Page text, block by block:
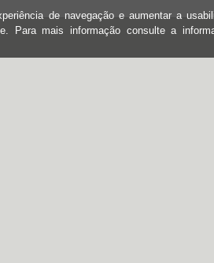
de navegação e aumentar a
Para mais informação consulte a